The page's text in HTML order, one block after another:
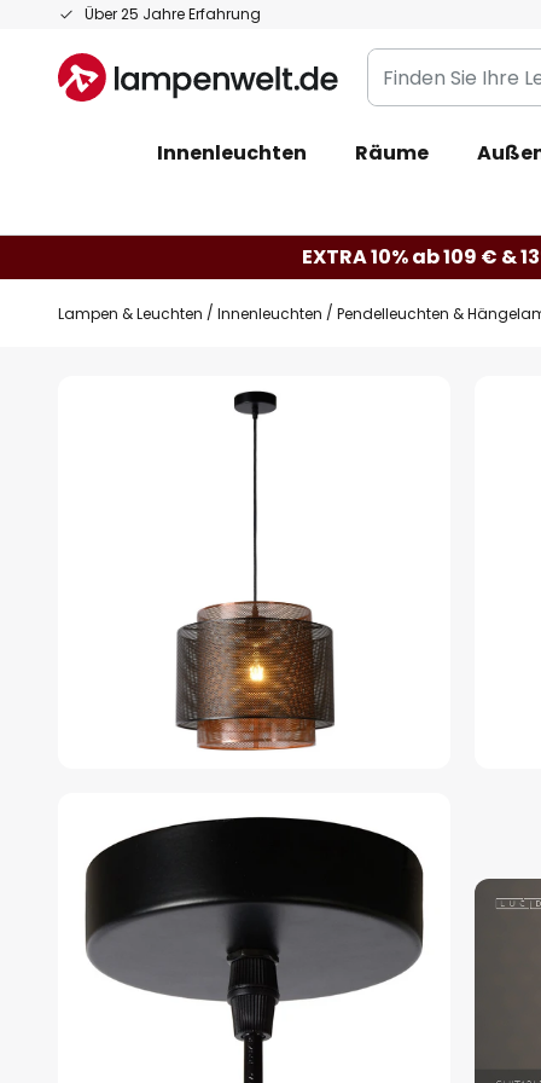
Über 25 Jahre Erfahrung
Zum
springen
Finden
Sie
Leuchte...
Innenleuchten Räume
EXTRA 10% ab 109 € &
Lampen & Leuchten Innenleuchten Pendelleuchten &